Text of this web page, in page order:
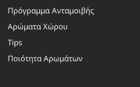
Πρόγραμμα Ανταμοιβής
Αρώματα Χώρου
Tips
Ποιότητα Αρωμάτων